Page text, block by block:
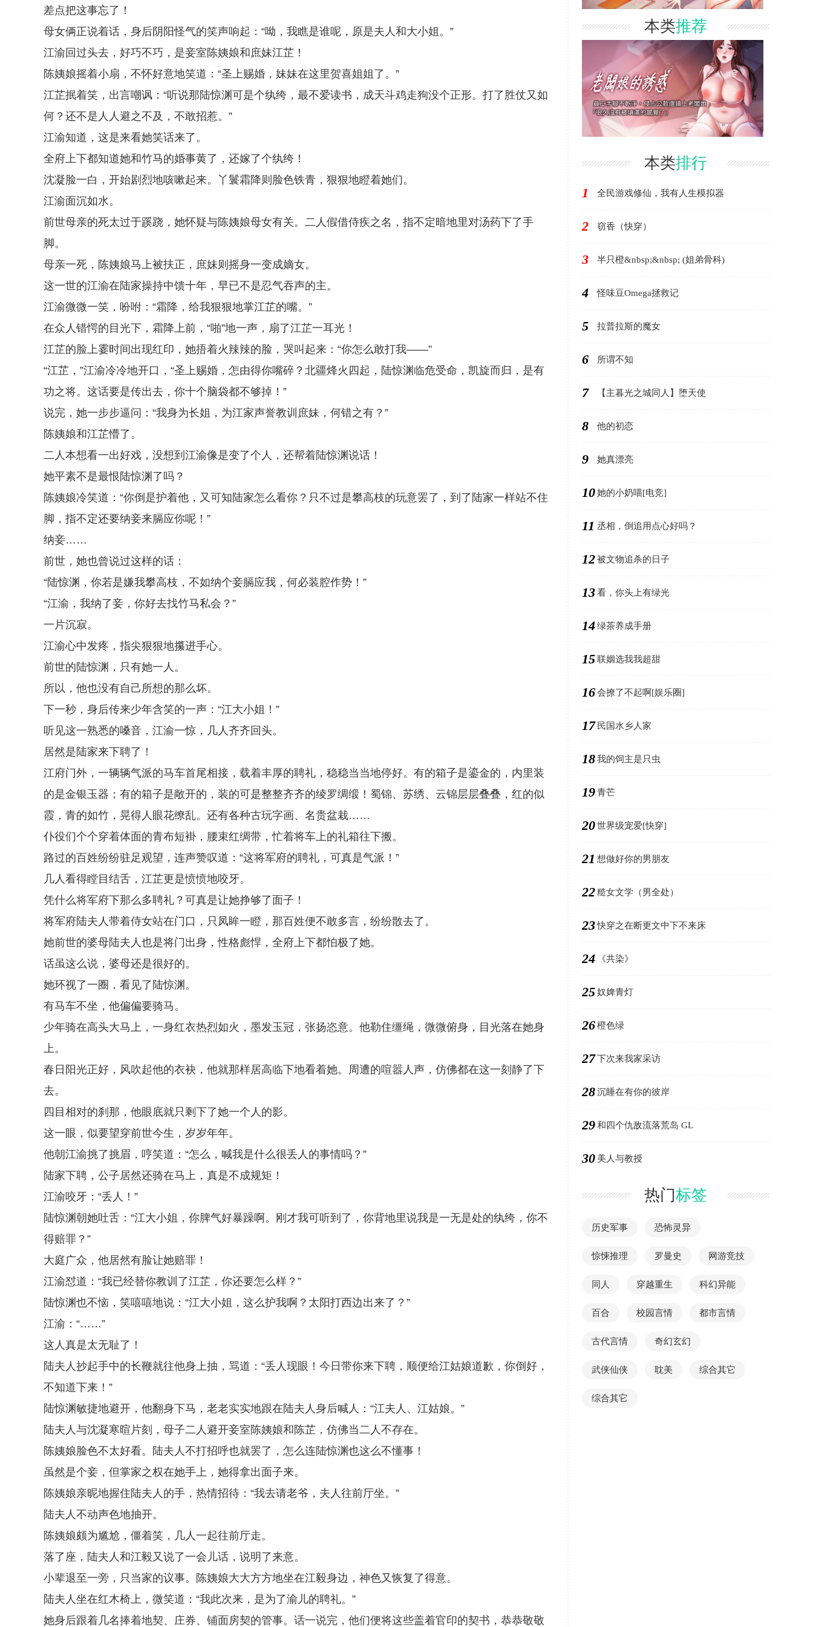
差点把这事忘了！
母女俩正说着话，身后阴阳怪气的笑声响起：“呦，我瞧是谁呢，原是夫人和大小姐。”
江渝回过头去，好巧不巧，是妾室陈姨娘和庶妹江芷！
陈姨娘摇着小扇，不怀好意地笑道：“圣上赐婚，妹妹在这里贺喜姐姐了。”
江芷抿着笑，出言嘲讽：“听说那陆惊渊可是个纨绔，最不爱读书，成天斗鸡走狗没个正形。打了胜仗又如
何？还不是人人避之不及，不敢招惹。”
江渝知道，这是来看她笑话来了。
全府上下都知道她和竹马的婚事黄了，还嫁了个纨绔！
沈凝脸一白，开始剧烈地咳嗽起来。丫鬟霜降则脸色铁青，狠狠地瞪着她们。
江渝面沉如水。
前世母亲的死太过于蹊跷，她怀疑与陈姨娘母女有关。二人假借侍疾之名，指不定暗地里对汤药下了手
脚。
母亲一死，陈姨娘马上被扶正，庶妹则摇身一变成嫡女。
这一世的江渝在陆家操持中馈十年，早已不是忍气吞声的主。
江渝微微一笑，吩咐：“霜降，给我狠狠地掌江芷的嘴。”
在众人错愕的目光下，霜降上前，“啪”地一声，扇了江芷一耳光！
江芷的脸上霎时间出现红印，她捂着火辣辣的脸，哭叫起来：“你怎么敢打我——”
“江芷，”江渝冷冷地开口，“圣上赐婚，怎由得你嘴碎？北疆烽火四起，陆惊渊临危受命，凯旋而归，是有
功之将。这话要是传出去，你十个脑袋都不够掉！”
说完，她一步步逼问：“我身为长姐，为江家声誉教训庶妹，何错之有？”
陈姨娘和江芷懵了。
二人本想看一出好戏，没想到江渝像是变了个人，还帮着陆惊渊说话！
她平素不是最恨陆惊渊了吗？
陈姨娘冷笑道：“你倒是护着他，又可知陆家怎么看你？只不过是攀高枝的玩意罢了，到了陆家一样站不住
脚，指不定还要纳妾来膈应你呢！”
纳妾……
前世，她也曾说过这样的话：
“陆惊渊，你若是嫌我攀高枝，不如纳个妾膈应我，何必装腔作势！”
“江渝，我纳了妾，你好去找竹马私会？”
一片沉寂。
江渝心中发疼，指尖狠狠地攥进手心。
前世的陆惊渊，只有她一人。
所以，他也没有自己所想的那么坏。
下一秒，身后传来少年含笑的一声：“江大小姐！”
听见这一熟悉的嗓音，江渝一惊，几人齐齐回头。
居然是陆家来下聘了！
江府门外，一辆辆气派的马车首尾相接，载着丰厚的聘礼，稳稳当当地停好。有的箱子是鎏金的，内里装
的是金银玉器；有的箱子是敞开的，装的可是整整齐齐的绫罗绸缎！蜀锦、苏绣、云锦层层叠叠，红的似
霞，青的如竹，晃得人眼花缭乱。还有各种古玩字画、名贵盆栽……
仆役们个个穿着体面的青布短褂，腰束红绸带，忙着将车上的礼箱往下搬。
路过的百姓纷纷驻足观望，连声赞叹道：“这将军府的聘礼，可真是气派！”
几人看得瞠目结舌，江芷更是愤愤地咬牙。
凭什么将军府下那么多聘礼？可真是让她挣够了面子！
将军府陆夫人带着侍女站在门口，只凤眸一瞪，那百姓便不敢多言，纷纷散去了。
她前世的婆母陆夫人也是将门出身，性格彪悍，全府上下都怕极了她。
话虽这么说，婆母还是很好的。
她环视了一圈，看见了陆惊渊。
有马车不坐，他偏偏要骑马。
少年骑在高头大马上，一身红衣热烈如火，墨发玉冠，张扬恣意。他勒住缰绳，微微俯身，目光落在她身
上。
春日阳光正好，风吹起他的衣袂，他就那样居高临下地看着她。周遭的喧嚣人声，仿佛都在这一刻静了下
去。
四目相对的刹那，他眼底就只剩下了她一个人的影。
这一眼，似要望穿前世今生，岁岁年年。
他朝江渝挑了挑眉，哼笑道：“怎么，喊我是什么很丢人的事情吗？”
陆家下聘，公子居然还骑在马上，真是不成规矩！
江渝咬牙：“丢人！”
陆惊渊朝她吐舌：“江大小姐，你脾气好暴躁啊。刚才我可听到了，你背地里说我是一无是处的纨绔，你不
得赔罪？”
大庭广众，他居然有脸让她赔罪！
江渝怼道：“我已经替你教训了江芷，你还要怎么样？”
陆惊渊也不恼，笑嘻嘻地说：“江大小姐，这么护我啊？太阳打西边出来了？”
江渝：“……”
这人真是太无耻了！
陆夫人抄起手中的长鞭就往他身上抽，骂道：“丢人现眼！今日带你来下聘，顺便给江姑娘道歉，你倒好，
不知道下来！”
陆惊渊敏捷地避开，他翻身下马，老老实实地跟在陆夫人身后喊人：“江夫人、江姑娘。”
陆夫人与沈凝寒暄片刻，母子二人避开妾室陈姨娘和陈芷，仿佛当二人不存在。
陈姨娘脸色不太好看。陆夫人不打招呼也就罢了，怎么连陆惊渊也这么不懂事！
虽然是个妾，但掌家之权在她手上，她得拿出面子来。
陈姨娘亲昵地握住陆夫人的手，热情招待：“我去请老爷，夫人往前厅坐。”
陆夫人不动声色地抽开。
陈姨娘颇为尴尬，僵着笑，几人一起往前厅走。
落了座，陆夫人和江毅又说了一会儿话，说明了来意。
小辈退至一旁，只当家的议事。陈姨娘大大方方地坐在江毅身边，神色又恢复了得意。
陆夫人坐在红木椅上，微笑道：“我此次来，是为了渝儿的聘礼。”
她身后跟着几名捧着地契、庄券、铺面房契的管事。话一说完，他们便将这些盖着官印的契书，恭恭敬敬
本类推荐
本类排行
1 全民游戏修仙，我有人生模拟器
2 窃香（快穿）
3 半只橙&nbsp;&nbsp; (姐弟骨科)
4 怪味豆Omega拯救记
5 拉普拉斯的魔女
6 所谓不知
7 【主暮光之城同人】堕天使
8 他的初恋
9 她真漂亮
10她的小奶喵[电竞]
11 丞相，倒追用点心好吗？
12被文物追杀的日子
13看，你头上有绿光
14绿茶养成手册
15联姻选我我超甜
16会撩了不起啊[娱乐圈]
17 民国水乡人家
18我的饲主是只虫
19青芒
20世界级宠爱[快穿]
21 想做好你的男朋友
22糙女文学（男全处）
23快穿之在断更文中下不来床
24 《共染》
25奴婢青灯
26橙色绿
27下次来我家采访
28沉睡在有你的彼岸
29和四个仇敌流落荒岛 GL
30 美人与教授
热门标签
历史军事 恐怖灵异
惊悚推理 罗曼史 网游竞技
同人 穿越重生 科幻异能
百合 校园言情 都市言情
古代言情 奇幻玄幻
武侠仙侠 耽美 综合其它
综合其它